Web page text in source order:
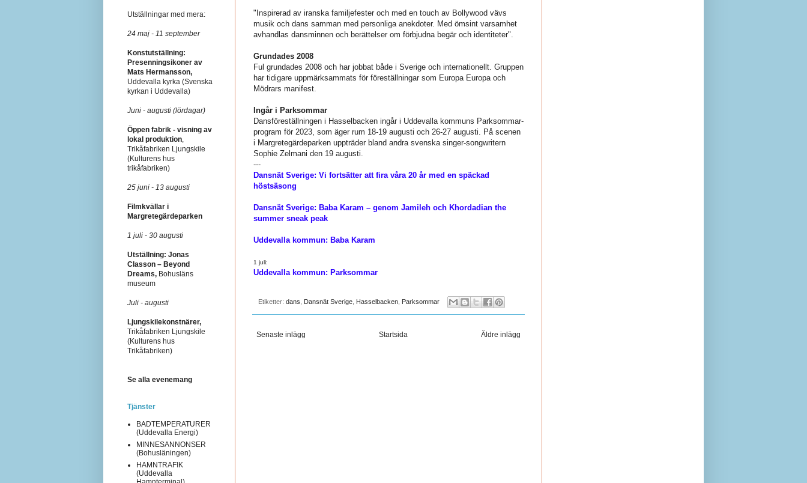
"Inspirerad av iranska familjefester och med en touch av Bollywood vävs
musik och dans samman med personliga anekdoter. Med ömsint varsamhet
avhandlas dansminnen och berättelser om förbjudna begär och identiteter".
Grundades 2008
Ful grundades 2008 och har jobbat både i Sverige och internationellt. Gruppen
har tidigare uppmärksammats för föreställningar som Europa Europa och
Mödrars manifest.
Ingår i Parksommar
Dansföreställningen i Hasselbacken ingår i Uddevalla kommuns Parksommar-
program för 2023, som äger rum 18-19 augusti och 26-27 augusti. På scenen
i Margretegärdeparken uppträder bland andra svenska singer-songwritern
Sophie Zelmani den 19 augusti.
---
Dansnät Sverige: Vi fortsätter att fira våra 20 år med en späckad
höstsäsong
Dansnät Sverige: Baba Karam – genom Jamileh och Khordadian the
summer sneak peak
Uddevalla kommun: Baba Karam
1 juli:
Uddevalla kommun: Parksommar
Etiketter: dans Dansnät Sverige Hasselbacken Parksommar
Senaste inlägg Äldre inlägg
Startsida
Utställningar med mera:
24 maj - 11 september
Konstutställning:
Presenningsikoner av
Mats Hermansson,
Uddevalla kyrka (Svenska
kyrkan i Uddevalla)
Juni - augusti (lördagar)
Öppen fabrik - visning av
lokal produktion
Trikåfabriken Ljungskile
(Kulturens hus
trikåfabriken)
25 juni - 13 augusti
Filmkvällar i
Margretegärdeparken
1 juli - 30 augusti
Utställning: Jonas
Classon – Beyond
Dreams, Bohusläns
museum
Juli - augusti
Ljungskilekonstnärer,
Trikåfabriken Ljungskile
(Kulturens hus
Trikåfabriken)
Se alla evenemang
Tjänster
BADTEMPERATURER
(Uddevalla Energi)
MINNESANNONSER
(Bohusläningen)
HAMNTRAFIK
(Uddevalla